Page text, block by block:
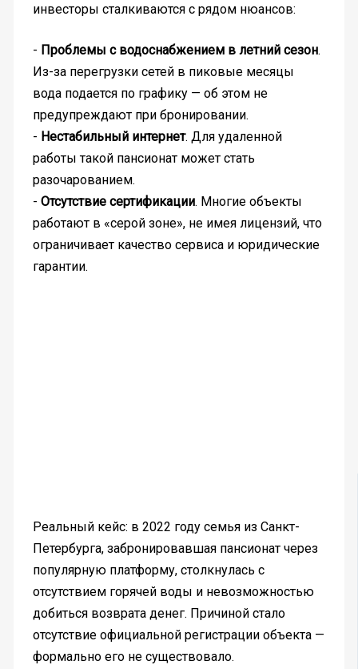
инвесторы сталкиваются с рядом нюансов:
- Проблемы с водоснабжением в летний сезон.
Из-за перегрузки сетей в пиковые месяцы
вода подается по графику — об этом не
предупреждают при бронировании.
- Нестабильный интернет. Для удаленной
работы такой пансионат может стать
разочарованием.
- Отсутствие сертификации. Многие объекты
работают в «серой зоне», не имея лицензий, что
ограничивает качество сервиса и юридические
гарантии.
Реальный кейс: в 2022 году семья из Санкт-
Петербурга, забронировавшая пансионат через
популярную платформу, столкнулась с
отсутствием горячей воды и невозможностью
добиться возврата денег. Причиной стало
отсутствие официальной регистрации объекта —
формально его не существовало.